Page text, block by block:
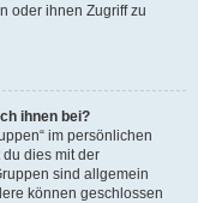
oder ihnen Zugriff zu
ihnen bei?
im persönlichen
dies mit der
sind allgemein
können geschlossen